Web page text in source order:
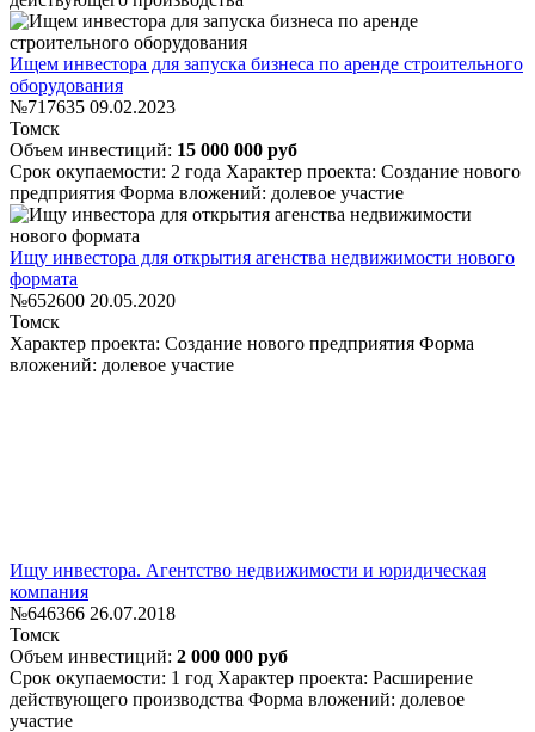
Ищем инвестора для запуска бизнеса по аренде строительного
оборудования
№717635 09.02.2023
Томск
Объем инвестиций: 15 000 000 руб
Срок окупаемости: 2 года Характер проекта: Создание нового
предприятия Форма вложений: долевое участие
Ищу инвестора для открытия агенства недвижимости нового
формата
№652600 20.05.2020
Томск
Характер проекта: Создание нового предприятия Форма
вложений: долевое участие
Ищу инвестора. Агентство недвижимости и юридическая
компания
№646366 26.07.2018
Томск
Объем инвестиций: 2 000 000 руб
Срок окупаемости: 1 год Характер проекта: Расширение
действующего производства Форма вложений: долевое
участие